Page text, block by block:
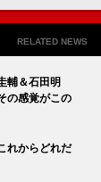
RELATED NEWS
輔＆石田明
の感覚がこの
れからどれだ